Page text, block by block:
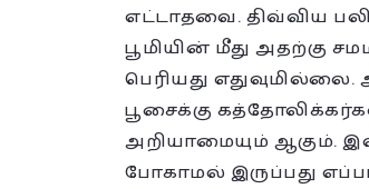
எட்டாதவை. திவ்விய
பூமியின் மீது அதற்கு
பெரியது
பூசைக்கு
அறியாமையும் ஆகும்.
போகாமல் இருப்பது